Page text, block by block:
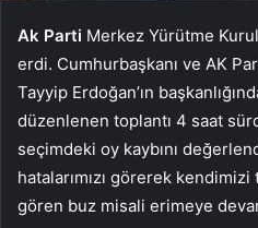
Ak Parti Merkez Yürütme
erdi. Cumhurbaşkanı ve AK
Tayyip Erdoğan’ın
düzenlenen toplantı 4 saat
seçimdeki oy kaybını
hatalarımızı görerek
gören buz misali erimeye